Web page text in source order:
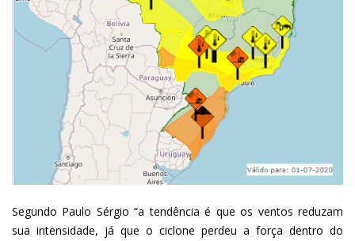
Segundo Paulo Sérgio “a tendência é que os ventos reduzam
sua intensidade, já que o ciclone perdeu a força dentro do